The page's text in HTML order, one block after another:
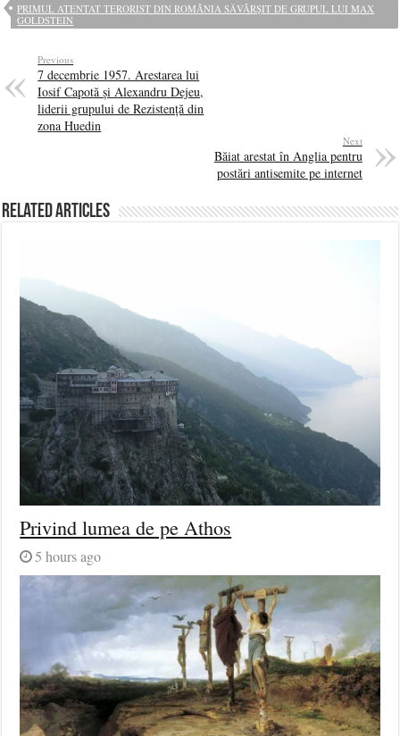
PRIMUL ATENTAT TERORIST DIN ROMÂNIA SĂVÂRȘIT DE GRUPUL LUI MAX
GOLDSTEIN
Previous
7 decembrie 1957. Arestarea lui
Iosif Capotă și Alexandru Dejeu,
liderii grupului de Rezistență din
zona Huedin
Next
Băiat arestat în Anglia pentru
postări antisemite pe internet
Related Articles
Privind lumea de pe Athos
5 hours ago